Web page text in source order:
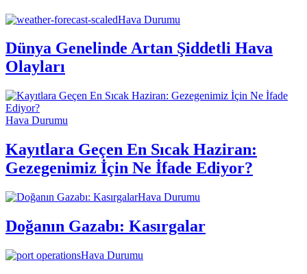
Hava Durumu
Dünya Genelinde Artan Şiddetli Hava
Olayları
Hava Durumu
Kayıtlara Geçen En Sıcak Haziran:
Gezegenimiz İçin Ne İfade Ediyor?
Hava Durumu
Doğanın Gazabı: Kasırgalar
Hava Durumu